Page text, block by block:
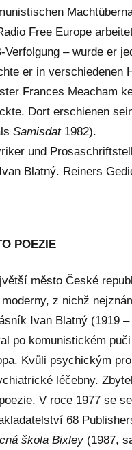
Free Europe
Verfolgung – wurde er
er in verschiedenen
Frances Meacham
Dort erschienen
Samisdat1982).
und
Blatný. Reiners
POEZIE
město České
z nichž
Ivan Blatný (1919
po komunistickém
Kvůli psychickým
léčebny.
V roce 1977 se
68
škola Bixley(1987,